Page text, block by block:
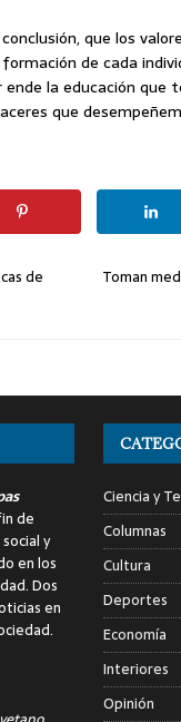
que los
de cada
la educación que
que
de
Toman
de
y
en los
Dos
en
Ciencia y
Columnas
Cultura
Deportes
Economía
Interiores
Opinión